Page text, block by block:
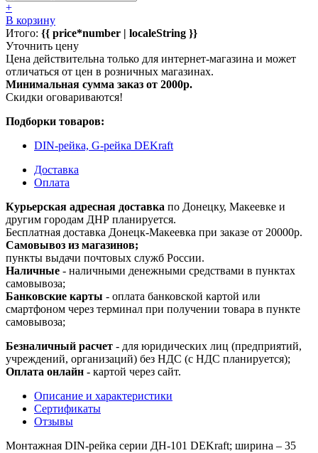
+
В корзину
Итого: {{ price*number | localeString }}
Уточнить цену
Цена действительна только для интернет-магазина и может
отличаться от цен в розничных магазинах.
Минимальная сумма заказ от 2000р.
Скидки оговариваются!
Подборки товаров:
DIN-рейка, G-рейка DEKraft
Доставка
Оплата
Курьерская адресная доставка по Донецку, Макеевке и
другим городам ДНР планируется.
Бесплатная доставка Донецк-Макеевка при заказе от 20000р.
Самовывоз из магазинов;
пункты выдачи почтовых служб России.
Наличные - наличными денежными средствами в пунктах
самовывоза;
Банковские карты - оплата банковской картой или
смартфоном через терминал при получении товара в пункте
самовывоза;
Безналичный расчет - для юридических лиц (предприятий,
учреждений, организаций) без НДС (с НДС планируется);
Оплата онлайн - картой через сайт.
Описание и характеристики
Сертификаты
Отзывы
Монтажная DIN-рейка серии ДН-101 DEKraft; ширина – 35